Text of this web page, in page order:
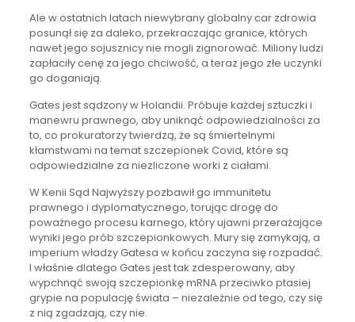
Ale w ostatnich latach niewybrany globalny car zdrowia
posunął się za daleko, przekraczając granice, których
nawet jego sojusznicy nie mogli zignorować. Miliony ludzi
zapłaciły cenę za jego chciwość, a teraz jego złe uczynki
go doganiają.
Gates jest sądzony w Holandii. Próbuje każdej sztuczki i
manewru prawnego, aby uniknąć odpowiedzialności za
to, co prokuratorzy twierdzą, że są śmiertelnymi
kłamstwami na temat szczepionek Covid, które są
odpowiedzialne za niezliczone worki z ciałami.
W Kenii Sąd Najwyższy pozbawił go immunitetu
prawnego i dyplomatycznego, torując drogę do
poważnego procesu karnego, który ujawni przerażające
wyniki jego prób szczepionkowych. Mury się zamykają, a
imperium władzy Gatesa w końcu zaczyna się rozpadać.
I właśnie dlatego Gates jest tak zdesperowany, aby
wypchnąć swoją szczepionkę mRNA przeciwko ptasiej
grypie na populację świata – niezależnie od tego, czy się
z nią zgadzają, czy nie.